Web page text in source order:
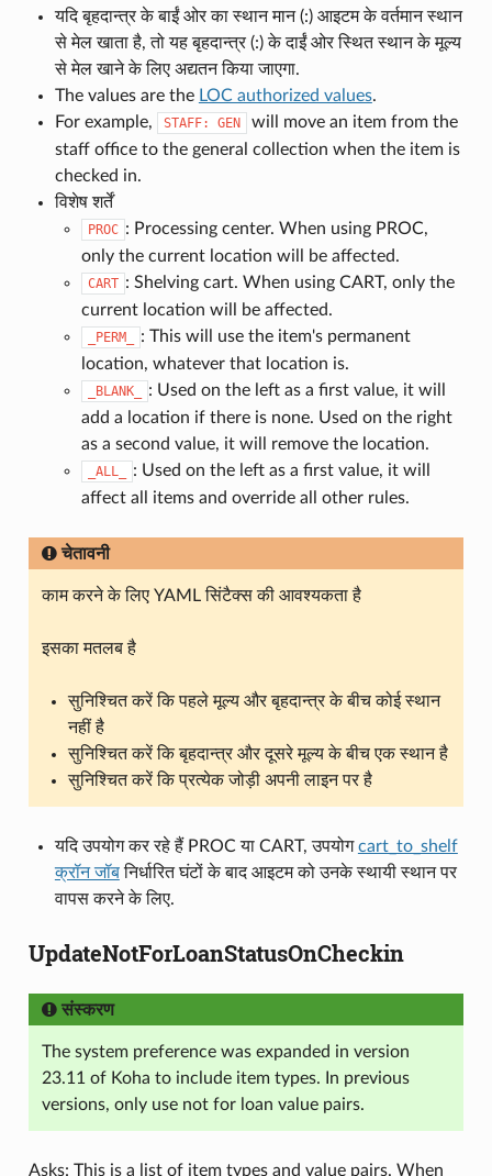
यदि बृहदान्त्र के बाईं ओर का स्थान मान (:) आइटम के वर्तमान स्थान
से मेल खाता है, तो यह बृहदान्त्र (:) के दाईं ओर स्थित स्थान के मूल्य
से मेल खाने के लिए अद्यतन किया जाएगा.
The values are the LOC authorized values.
For example,
STAFF: GEN
will move an item from the
staff office to the general collection when the item is
checked in.
विशेष शर्तें
PROC : Processing center. When using PROC,
only the current location will be affected.
CART : Shelving cart. When using CART, only the
current location will be affected.
_PERM_
: This will use the item's permanent
location, whatever that location is.
_BLANK_
: Used on the left as a first value, it will
add a location if there is none. Used on the right
as a second value, it will remove the location.
_ALL_
: Used on the left as a first value, it will
affect all items and override all other rules.
चेतावनी
काम करने के लिए YAML सिंटैक्स की आवश्यकता है
इसका मतलब है
सुनिश्चित करें कि पहले मूल्य और बृहदान्त्र के बीच कोई स्थान
नहीं है
सुनिश्चित करें कि बृहदान्त्र और दूसरे मूल्य के बीच एक स्थान है
सुनिश्चित करें कि प्रत्येक जोड़ी अपनी लाइन पर है
यदि उपयोग कर रहे हैं PROC या CART, उपयोगcart_to_shelf
क्रॉन जॉबनिर्धारित घंटों के बाद आइटम को उनके स्थायी स्थान पर
वापस करने के लिए.
UpdateNotForLoanStatusOnCheckin
संस्करण
The system preference was expanded in version
23.11 of Koha to include item types. In previous
versions, only use not for loan value pairs.
Asks: This is a list of item types and value pairs. When